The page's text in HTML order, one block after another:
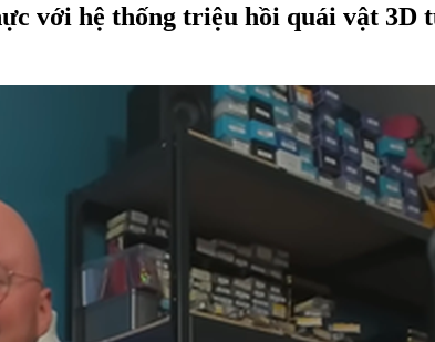
với hệ thống triệu hồi quái vật 3D